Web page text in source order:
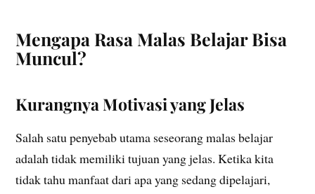
Mengapa Rasa Malas Belajar Bisa
Muncul?
Kurangnya Motivasi yang Jelas
Salah satu penyebab utama seseorang malas belajar
adalah tidak memiliki tujuan yang jelas. Ketika kita
tidak tahu manfaat dari apa yang sedang dipelajari,